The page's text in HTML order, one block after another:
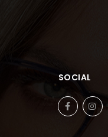
SOCIAL